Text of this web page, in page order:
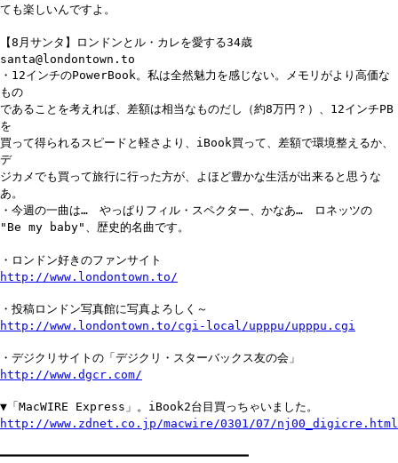
ても楽しいんですよ。
【8月サンタ】ロンドンとル・カレを愛する34歳
santa@londontown.to
・12インチのPowerBook。私は全然魅力を感じない。メモリがより高価な
もの
であることを考えれば、差額は相当なものだし（約8万円？）、12インチPB
を
買って得られるスピードと軽さより、iBook買って、差額で環境整えるか、
デ
ジカメでも買って旅行に行った方が、よほど豊かな生活が出来ると思うな
あ。
・今週の一曲は… やっぱりフィル・スペクター、かなあ… ロネッツの
"Be my baby"、歴史的名曲です。
・ロンドン好きのファンサイト
http://www.londontown.to/
・投稿ロンドン写真館に写真よろしく～
http://www.londontown.to/cgi-local/upppu/upppu.cgi
・デジクリサイトの「デジクリ・スターバックス友の会」
http://www.dgcr.com/
▼「MacWIRE Express」。iBook2台目買っちゃいました。
http://www.zdnet.co.jp/macwire/0301/07/nj00_digicre.html
━━━━━━━━━━━━━━━━━━━━━━━━━━━━━━━━━━━